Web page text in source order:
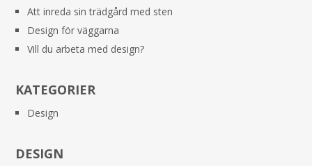
Att inreda sin trädgård med sten
Design för väggarna
Vill du arbeta med design?
KATEGORIER
Design
DESIGN